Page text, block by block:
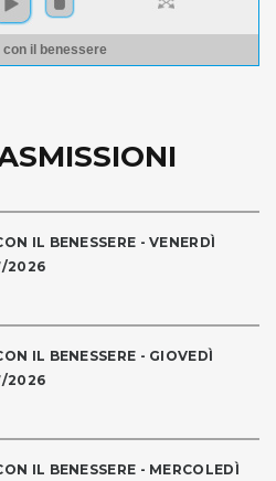
con il benessere
IL BENESSERE - VENERDÌ
2026
IL BENESSERE - GIOVEDÌ
2026
IL BENESSERE - MERCOLEDÌ